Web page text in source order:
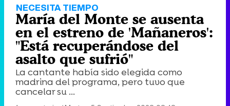
NECESITA TIEMPO
María del Monte se ausenta
en el estreno de 'Mañaneros':
"Está recuperándose del
asalto que sufrió"
La cantante había sido elegida como
madrina del programa, pero tuvo que
cancelar su ...